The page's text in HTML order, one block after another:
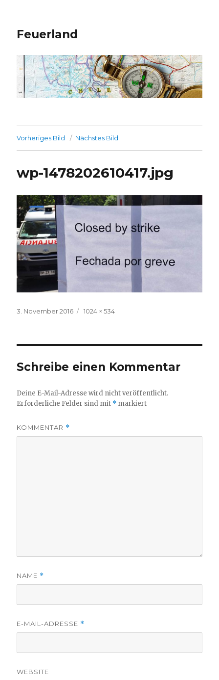
Feuerland
Vorheriges Bild Nächstes Bild
wp-1478202610417.jpg
Veröffentlicht
3. November 2016
Volle
1024 × 534
Schreibe einen Kommentar
Deine E-Mail-Adresse wird nicht veröffentlicht.
Erforderliche Felder sind mit * markiert
KOMMENTAR *
NAME *
E-MAIL-ADRESSE *
WEBSITE